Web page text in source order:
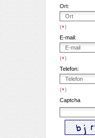
Ort:
(*)
E-mail:
(*)
Telefon:
(*)
Captcha